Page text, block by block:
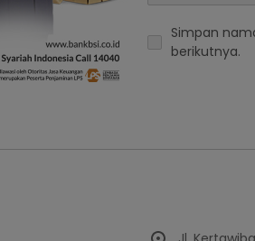
Simpan
berikutnya.